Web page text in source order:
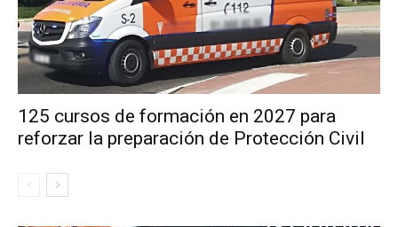
125 cursos de formación en 2027 para
reforzar la preparación de Protección Civil